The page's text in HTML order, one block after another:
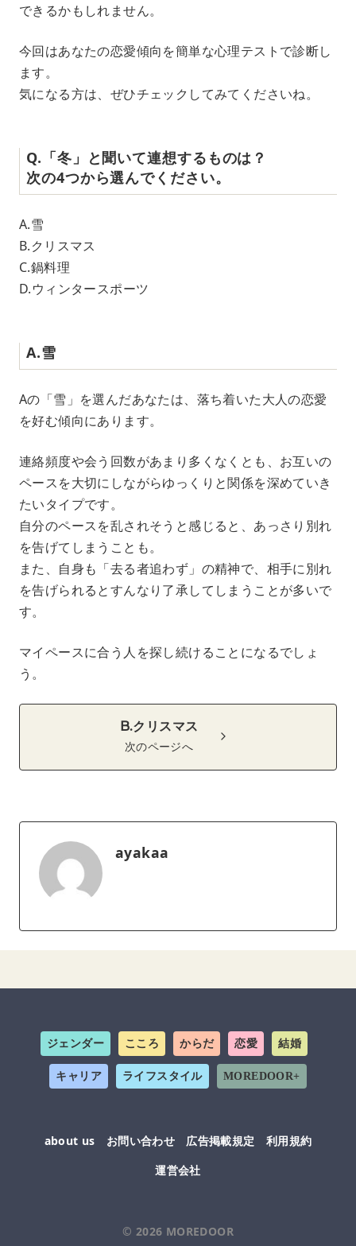
できるかもしれません。
今回はあなたの恋愛傾向を簡単な心理テストで診断し
ます。
気になる方は、ぜひチェックしてみてくださいね。
Q.「冬」と聞いて連想するものは？
次の4つから選んでください。
A.雪
B.クリスマス
C.鍋料理
D.ウィンタースポーツ
A.雪
Aの「雪」を選んだあなたは、落ち着いた大人の恋愛
を好む傾向にあります。
連絡頻度や会う回数があまり多くなくとも、お互いの
ペースを大切にしながらゆっくりと関係を深めていき
たいタイプです。
自分のペースを乱されそうと感じると、あっさり別れ
を告げてしまうことも。
また、自身も「去る者追わず」の精神で、相手に別れ
を告げられるとすんなり了承してしまうことが多いで
す。
マイペースに合う人を探し続けることになるでしょ
う。
B.クリスマス
次のページへ
ayakaa
ジェンダー こころ からだ 恋愛 結婚
キャリア ライフスタイル MOREDOOR+
about us お問い合わせ 広告掲載規定
利用規約
運営会社
© 2026 MOREDOOR